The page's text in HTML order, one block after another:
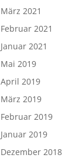
März 2021
Februar 2021
Januar 2021
Mai 2019
April 2019
März 2019
Februar 2019
Januar 2019
Dezember 2018